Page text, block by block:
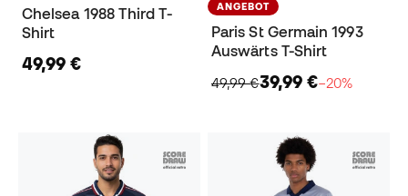
Chelsea 1988 Third T-
Shirt
49,99 €
ANGEBOT
Paris St Germain 1993
Auswärts T-Shirt
49,99 €39,99 €−20%